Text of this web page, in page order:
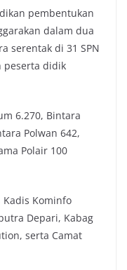
pembentukan
dalam dua
serentak di 31 SPN
peserta didik
6.270, Bintara
Polwan 642,
Polair 100
Kominfo
Depari, Kabag
serta Camat